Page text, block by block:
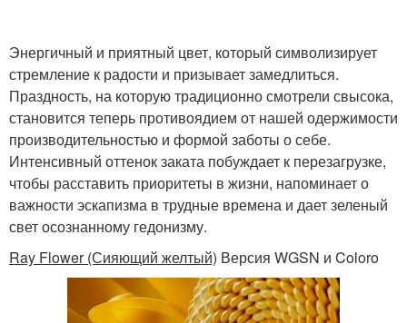
Энергичный и приятный цвет, который символизирует
стремление к радости и призывает замедлиться.
Праздность, на которую традиционно смотрели свысока,
становится теперь противоядием от нашей одержимости
производительностью и формой заботы о себе.
Интенсивный оттенок заката побуждает к перезагрузке,
чтобы расставить приоритеты в жизни, напоминает о
важности эскапизма в трудные времена и дает зеленый
свет осознанному гедонизму.
Ray Flower (Сияющий желтый) Версия WGSN и Coloro